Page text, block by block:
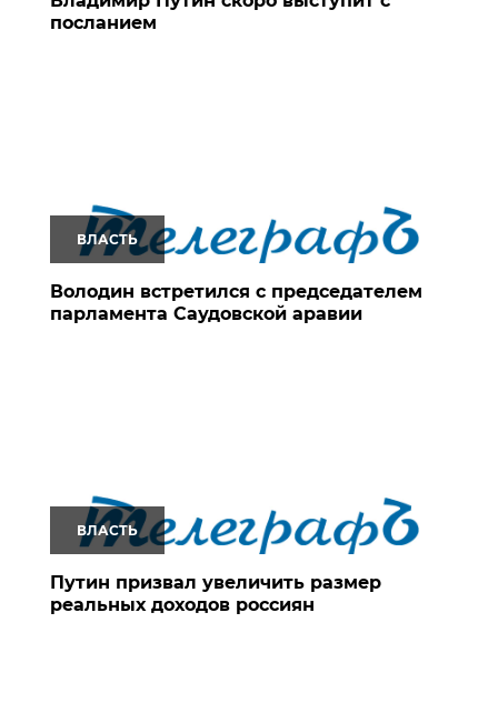
посланием
ВЛАСТЬ
Володин встретился с председателем
парламента Саудовской аравии
ВЛАСТЬ
Путин призвал увеличить размер
реальных доходов россиян